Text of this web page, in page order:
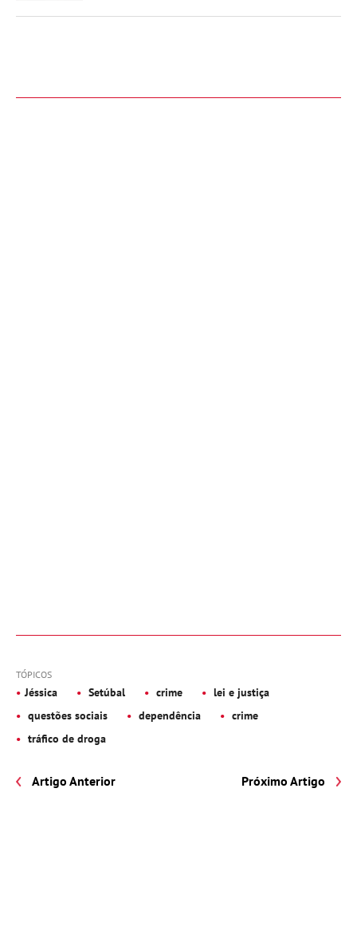
TÓPICOS
Jéssica Setúbal crime
lei e justiça
questões sociais
dependência
crime
tráfico de droga
Artigo Anterior Próximo Artigo